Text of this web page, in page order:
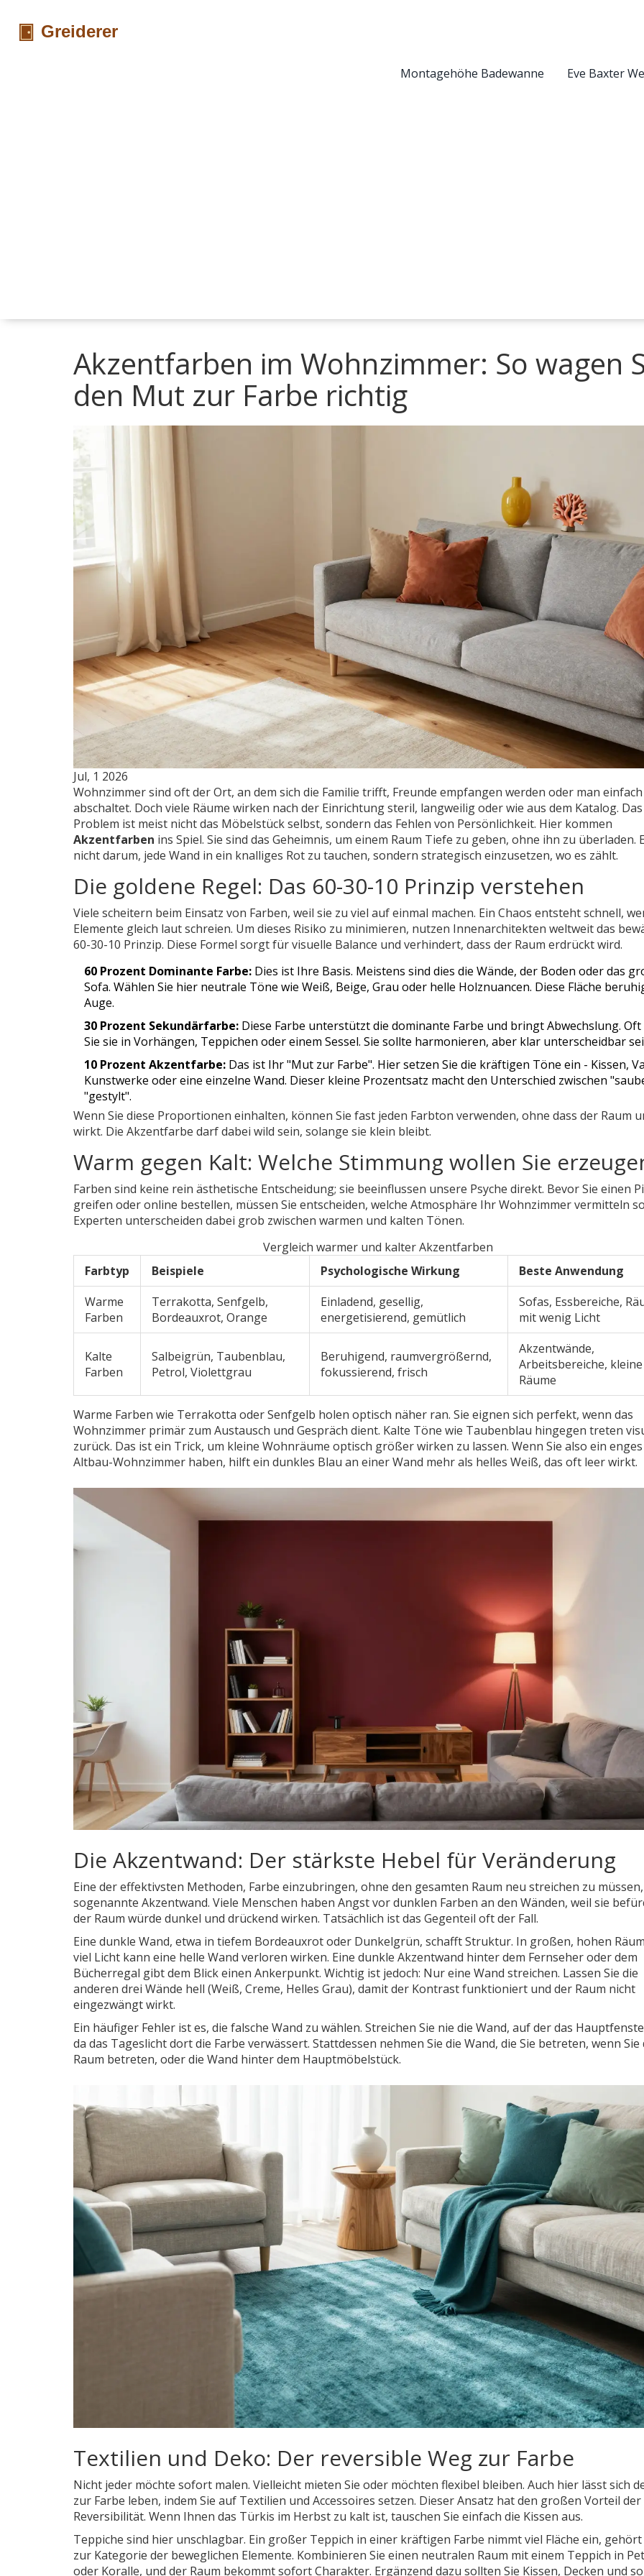
Montagehöhe Badewanne Eve Baxter
Akzentfarben im Wohnzimmer: So wagen
den Mut zur Farbe richtig
Jul, 1 2026
Wohnzimmer sind oft der Ort, an dem sich die Familie trifft, Freunde empfangen werden oder man
abschaltet. Doch viele Räume wirken nach der Einrichtung steril, langweilig oder wie aus dem Katalog. Das
Problem ist meist nicht das Möbelstück selbst, sondern das Fehlen von Persönlichkeit. Hier kommen
Akzentfarben ins Spiel. Sie sind das Geheimnis, um einem Raum Tiefe zu geben, ohne ihn zu überladen.
nicht darum, jede Wand in ein knalliges Rot zu tauchen, sondern strategisch einzusetzen, wo es zählt.
Die goldene Regel: Das 60-30-10 Prinzip verstehen
Viele scheitern beim Einsatz von Farben, weil sie zu viel auf einmal machen. Ein Chaos entsteht schnell,
Elemente gleich laut schreien. Um dieses Risiko zu minimieren, nutzen Innenarchitekten weltweit das
60-30-10 Prinzip. Diese Formel sorgt für visuelle Balance und verhindert, dass der Raum erdrückt wird.
60 Prozent Dominante Farbe: Dies ist Ihre Basis. Meistens sind dies die Wände, der Boden oder das
Sofa. Wählen Sie hier neutrale Töne wie Weiß, Beige, Grau oder helle Holznuancen. Diese Fläche
Auge.
30 Prozent Sekundärfarbe: Diese Farbe unterstützt die dominante Farbe und bringt Abwechslung. Oft
Sie sie in Vorhängen, Teppichen oder einem Sessel. Sie sollte harmonieren, aber klar unterscheidbar
10 Prozent Akzentfarbe: Das ist Ihr "Mut zur Farbe". Hier setzen Sie die kräftigen Töne ein - Kissen,
Kunstwerke oder eine einzelne Wand. Dieser kleine Prozentsatz macht den Unterschied zwischen
"gestylt".
Wenn Sie diese Proportionen einhalten, können Sie fast jeden Farbton verwenden, ohne dass der Raum
wirkt. Die Akzentfarbe darf dabei wild sein, solange sie klein bleibt.
Warm gegen Kalt: Welche Stimmung wollen Sie
Farben sind keine rein ästhetische Entscheidung; sie beeinflussen unsere Psyche direkt. Bevor Sie einen
greifen oder online bestellen, müssen Sie entscheiden, welche Atmosphäre Ihr Wohnzimmer vermitteln
Experten unterscheiden dabei grob zwischen warmen und kalten Tönen.
Vergleich warmer und kalter Akzentfarben
Farbtyp
Beispiele Psychologische Wirkung
Beste Anwendung
Warme
Farben
Terrakotta, Senfgelb,
Bordeauxrot, Orange
Einladend, gesellig,
energetisierend, gemütlich
Sofas, Essbereiche,
mit wenig Licht
Kalte
Farben
Salbeigrün, Taubenblau,
Petrol, Violettgrau
Beruhigend, raumvergrößernd,
fokussierend, frisch
Akzentwände,
Arbeitsbereiche, kleine
Räume
Warme Farben wie Terrakotta oderSenfgelb holen optisch näher ran. Sie eignen sich perfekt, wenn das
Wohnzimmer primär zum Austausch und Gespräch dient. Kalte Töne wie Taubenblau hingegen treten
zurück. Das ist ein Trick, um kleine Wohnräume optisch größer wirken zu lassen. Wenn Sie also ein enges
Altbau-Wohnzimmer haben, hilft ein dunkles Blau an einer Wand mehr als helles Weiß, das oft leer wirkt.
Die Akzentwand: Der stärkste Hebel für Veränderung
Eine der effektivsten Methoden, Farbe einzubringen, ohne den gesamten Raum neu streichen zu
sogenannte Akzentwand. Viele Menschen haben Angst vor dunklen Farben an den Wänden, weil sie
der Raum würde dunkel und drückend wirken. Tatsächlich ist das Gegenteil oft der Fall.
Eine dunkle Wand, etwa in tiefem Bordeauxrotoder Dunkelgrün, schafft Struktur. In großen, hohen
viel Licht kann eine helle Wand verloren wirken. Eine dunkle Akzentwand hinter dem Fernseher oder dem
Bücherregal gibt dem Blick einen Ankerpunkt. Wichtig ist jedoch: Nur eine Wand streichen. Lassen Sie die
anderen drei Wände hell (Weiß, Creme, Helles Grau), damit der Kontrast funktioniert und der Raum nicht
eingezwängt wirkt.
Ein häufiger Fehler ist es, die falsche Wand zu wählen. Streichen Sie nie die Wand, auf der das
da das Tageslicht dort die Farbe verwässert. Stattdessen nehmen Sie die Wand, die Sie betreten, wenn Sie
Raum betreten, oder die Wand hinter dem Hauptmöbelstück.
Textilien und Deko: Der reversible Weg zur Farbe
Nicht jeder möchte sofort malen. Vielleicht mieten Sie oder möchten flexibel bleiben. Auch hier lässt sich
zur Farbe leben, indem Sie auf Textilien und Accessoires setzen. Dieser Ansatz hat den großen Vorteil der
Reversibilität. Wenn Ihnen das Türkis im Herbst zu kalt ist, tauschen Sie einfach die Kissen aus.
Teppiche sind hier unschlagbar. Ein großer Teppich in einer kräftigen Farbe nimmt viel Fläche ein,
zur Kategorie der beweglichen Elemente. Kombinieren Sie einen neutralen Raum mit einem Teppich in
oder Koralle, und der Raum bekommt sofort Charakter. Ergänzend dazu sollten Sie Kissen, Decken und